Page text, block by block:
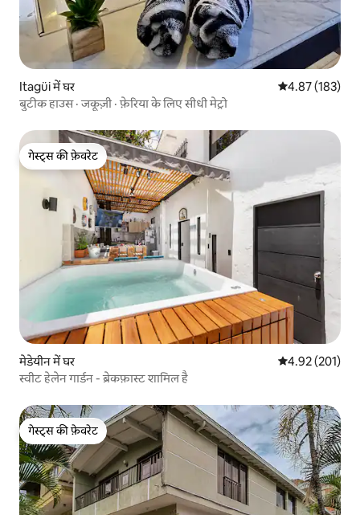
Itagüi में घर औसत रेटिंग 5 में से
4.87 (183)
बुटीक हाउस · जकूज़ी · फ़ेरिया के लिए सीधी मेट्रो
गेस्ट्स की फ़ेवरेट
गेस्ट्स की फ़ेवरेट
मेडेयीन में घर औसत रेटिंग 5 में से
4.92 (201)
स्वीट हेलेन गार्डन - ब्रेकफ़ास्ट शामिल है
गेस्ट्स की फ़ेवरेट
गेस्ट्स की फ़ेवरेट